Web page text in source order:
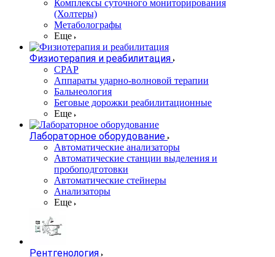
Комплексы суточного мониторирования
(Холтеры)
Метаболографы
Еще
Физиотерапия и реабилитация
CPAP
Аппараты ударно-волновой терапии
Бальнеология
Беговые дорожки реабилитационные
Еще
Лабораторное оборудование
Автоматические анализаторы
Автоматические станции выделения и
пробоподготовки
Автоматические стейнеры
Анализаторы
Еще
Рентгенология